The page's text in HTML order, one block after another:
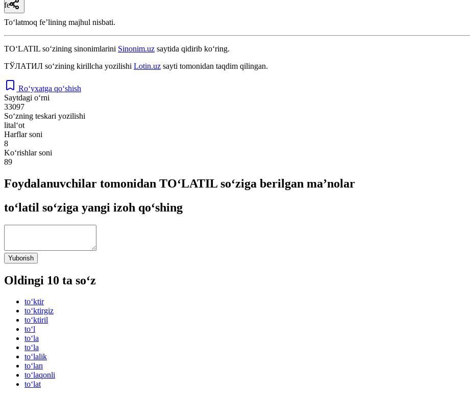
fe’l
Toʻlatmoq feʼlining majhul nisbati.
TO‘LATIL so‘zining sinonimlarini Sinonim.uz saytida qidirib ko‘ring.
ТЎЛАТИЛ so‘zining kirillcha yozilishi Lotin.uz sayti tomonidan taqdim qilingan.
Ro‘yxatga qo‘shish
Saytdagi o‘rni
33097
So‘zning teskari yozilishi
lital‘ot
Harflar soni
8
Ko‘rishlar soni
89
Foydalanuvchilar tomonidan TO‘LATIL so‘ziga berilgan ma’nolar
to‘latil so‘ziga yangi izoh qo‘shing
Yuborish
Oldingi 10 ta so‘z
to‘ktir
to‘ktirgiz
to‘ktiril
to‘l
to‘la
to‘la
to‘lalik
to‘lan
to‘laqonli
to‘lat